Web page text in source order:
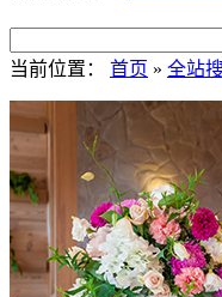
当前位置： 首页 » 全站